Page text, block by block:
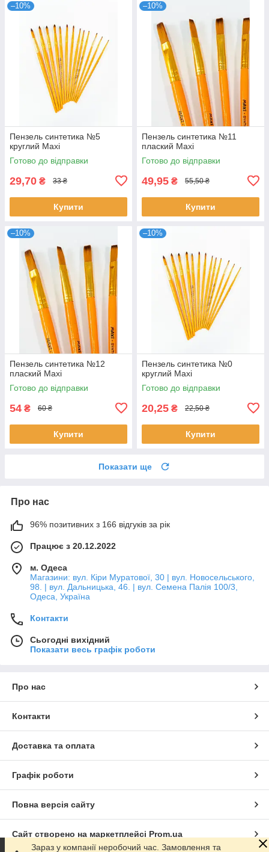
–10%
Пензель синтетика №5
круглий Maxi
Готово до відправки
29,70 ₴ 33 ₴
Купити
–10%
Пензель синтетика №11
плаский Maxi
Готово до відправки
49,95 ₴ 55,50 ₴
Купити
–10%
Пензель синтетика №12
плаский Maxi
Готово до відправки
54 ₴ 60 ₴
Купити
–10%
Пензель синтетика №0
круглий Maxi
Готово до відправки
20,25 ₴ 22,50 ₴
Купити
Показати ще
Про нас
96% позитивних з 166 відгуків за рік
Працює з 20.12.2022
м. Одеса
Магазини: вул. Кіри Муратової, 30 | вул. Новосельського,
98. | вул. Дальницька, 46. | вул. Семена Палія 100/3,
Одеса, Україна
Контакти
Сьогодні вихідний
Показати весь графік роботи
Про нас
Контакти
Доставка та оплата
Графік роботи
Повна версія сайту
Сайт створено на маркетплейсі Prom.ua
Зараз у компанії неробочий час. Замовлення та